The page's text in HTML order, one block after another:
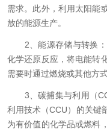
需求。此外，利用太阳能
放的能源生产。
2、能源存储与转换：
化学还原反应，将电能转
需要时通过燃烧或其他方
3、碳捕集与利用（
利用技术（CCU）的关键
为有价值的化学品或燃料